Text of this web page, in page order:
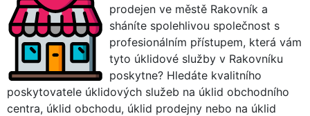
prodejen ve městě Rakovník a
sháníte spolehlivou společnost s
profesionálním přístupem, která vám
tyto úklidové služby v Rakovníku
poskytne? Hledáte kvalitního
poskytovatele úklidových služeb na úklid obchodního
centra, úklid obchodu, úklid prodejny nebo na úklid